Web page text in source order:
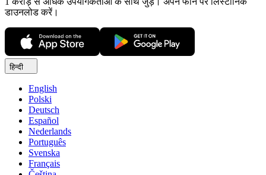
डाउनलोड करें।
हिन्दी
English
Polski
Deutsch
Español
Nederlands
Português
Svenska
Français